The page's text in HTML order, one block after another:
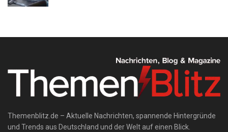
Themenblitz.de – Aktuelle Nachrichten, spannende Hintergründe
und Trends aus Deutschland und der Welt auf einen Blick.